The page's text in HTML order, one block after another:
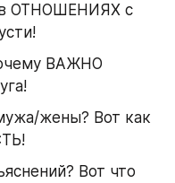
ОТНОШЕНИЯХ с
ВАЖНО
жены? Вот как
Вот что